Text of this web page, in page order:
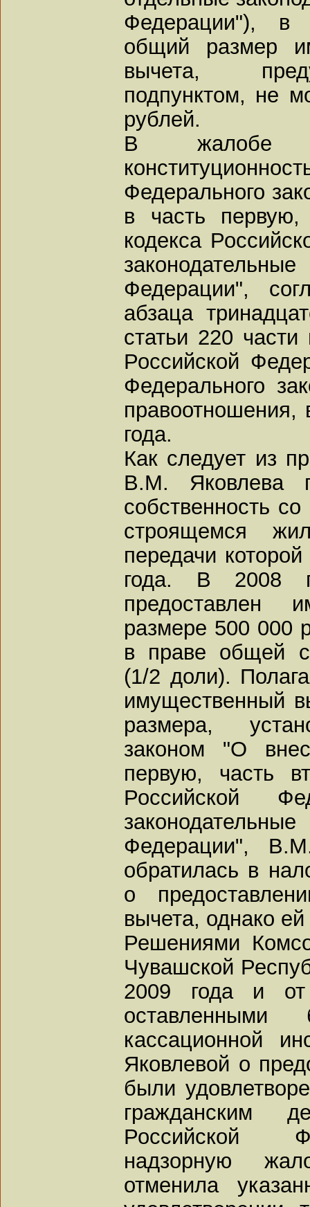
Федерации"), в
общий размер
вычета,
подпунктом, не
рублей.
В жалобе
Федерального
в часть первую,
кодекса
Федерации",
абзаца
статьи 220 части
Российской
Федерального
правоотношения,
года.
Как следует из
В.М. Яковлева
собственность
строящемся
передачи
года. В 2008
предоставлен
размере 500 000
в праве общей
(1/2 доли).
имущественный
размера,
законом "О
первую, часть
Российской
Федерации",
обратилась в
о
вычета, однако
Решениями
Чувашской
2009 года и
кассационной
Яковлевой о
были
гражданским
Российской
надзорную
отменила